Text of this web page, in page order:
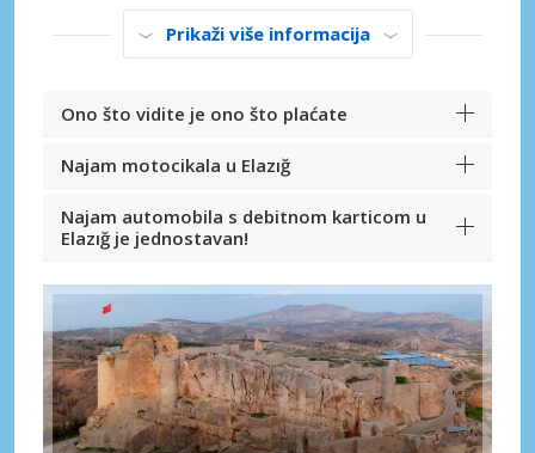
Prikaži više informacija
Ono što vidite je ono što plaćate
Najam motocikala u Elazığ
Najam automobila s debitnom karticom u
Elazığ je jednostavan!